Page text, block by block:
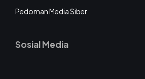
Pedoman Media Siber
Sosial Media